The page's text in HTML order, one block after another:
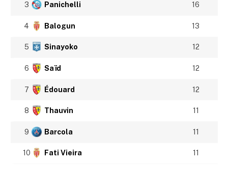
3 Panichelli 16
4 Balogun 13
5 Sinayoko 12
6 Saïd 12
7 Édouard 12
8 Thauvin 11
9 Barcola 11
10 Fati Vieira 11